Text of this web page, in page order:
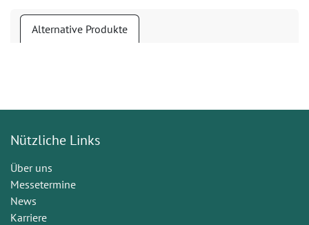
Alternative Produkte
Nützliche Links
Über uns
Messetermine
News
Karriere